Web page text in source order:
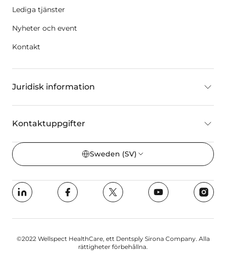
Lediga tjänster
Nyheter och event
Kontakt
Juridisk information
Kontaktuppgifter
Sweden (SV)
©2022 Wellspect HealthCare, ett Dentsply Sirona Company. Alla
rättigheter förbehållna.